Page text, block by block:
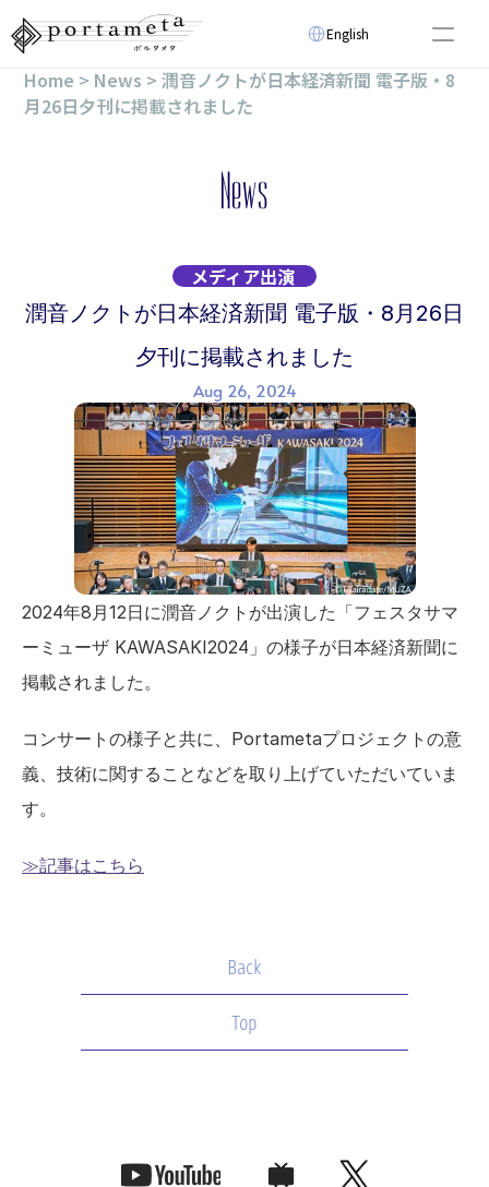
Select Language
English
About
News
Home > News > 潤音ノクトが日本経済新聞 電子版・8
月26日夕刊に掲載されました
News
メディア出演
潤音ノクトが日本経済新聞 電子版・8月26日
夕刊に掲載されました
Aug 26, 2024
2024年8月12日に潤音ノクトが出演した「フェスタサマ
ーミューザ KAWASAKI2024」の様子が日本経済新聞に
掲載されました。
コンサートの様子と共に、Portametaプロジェクトの意
義、技術に関することなどを取り上げていただいていま
す。
≫記事はこちら
Back
Top